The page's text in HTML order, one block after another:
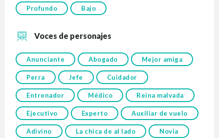
Profundo Bajo
Voces de personajes
Anunciante Abogado Mejor amiga
Perra Jefe Cuidador
Entrenador Médico Reina malvada
Ejecutivo Experto Auxiliar de vuelo
Adivino La chica de al lado Novia